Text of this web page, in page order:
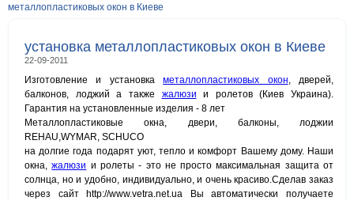
металлопластиковых окон в Киеве
установка металлопластиковых окон в Киеве
22-09-2011
Изготовление и установкаметаллопластиковых окон, дверей,
балконов, лоджий а также жалюзи и ролетов (Киев Украина).
Гарантия на установленные изделия - 8 лет
Металлопластиковые окна, двери, балконы, лоджии
REHAU,WYMAR, SCHUCO
на долгие года подарят уют, тепло и комфорт Вашему дому. Наши
окна,жалюзи и ролеты - это не просто максимальная защита от
солнца, но и удобно, индивидуально, и очень красиво.Сделав заказ
через сайт http://www.vetra.net.ua Вы автоматически получаете